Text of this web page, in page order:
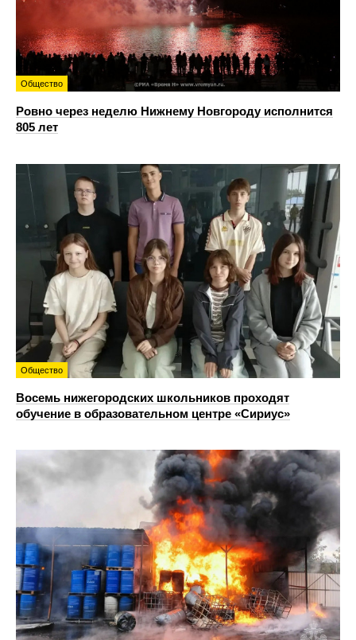
Общество
Ровно через неделю Нижнему Новгороду исполнится
805 лет
Общество
Восемь нижегородских школьников проходят
обучение в образовательном центре «Сириус»